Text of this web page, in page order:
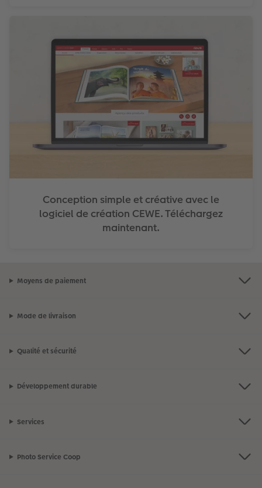
Conception simple et créative avec le
logiciel de création CEWE. Téléchargez
maintenant.
Moyens de paiement
Mode de livraison
Qualité et sécurité
Développement durable
Services
Photo Service Coop